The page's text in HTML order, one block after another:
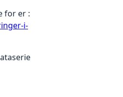
for er :
i-